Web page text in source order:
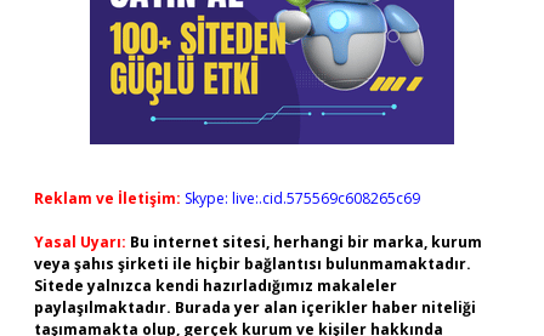
Reklam ve İletişim: Skype: live:.cid.575569c608265c69
Yasal Uyarı: Bu internet sitesi, herhangi bir marka, kurum
veya şahıs şirketi ile hiçbir bağlantısı bulunmamaktadır.
Sitede yalnızca kendi hazırladığımız makaleler
paylaşılmaktadır. Burada yer alan içerikler haber niteliği
taşımamakta olup, gerçek kurum ve kişiler hakkında